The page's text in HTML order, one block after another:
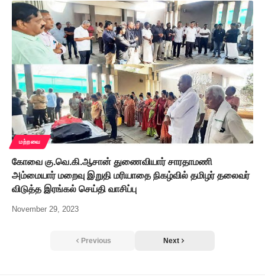
மற்றவை
கோவை கு.வெ.கி.ஆசான் துணைவியார் சாரதாமணி
அம்மையார் மறைவு இறுதி மரியாதை நிகழ்வில் தமிழர் தலைவர்
விடுத்த இரங்கல் செய்தி வாசிப்பு
November 29, 2023
Previous Next